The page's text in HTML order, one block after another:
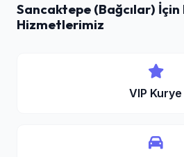
Sancaktepe (Bağcılar) İçin
Hizmetlerimiz
VIP Kurye